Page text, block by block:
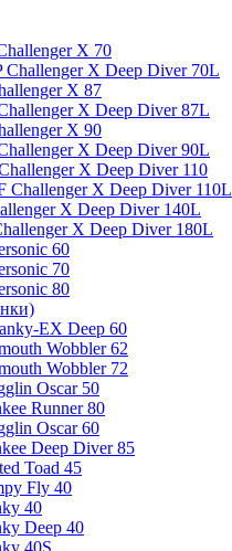
X 70
Challenger X Deep Diver 70L
X 87
X Deep Diver 87L
X 90
X Deep Diver 90L
X Deep Diver 110
Challenger X Deep Diver 110L
X Deep Diver 140L
X Deep Diver 180L
60
70
80
EX Deep 60
Wobbler 62
Wobbler 72
Oscar 50
Runner 80
Oscar 60
Deep Diver 85
Toad 45
Fly 40
40
Deep 40
40S